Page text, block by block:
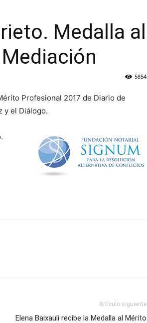
Medalla al
5854
Profesional 2017 de Diario de
y el Diálogo.
Artículo siguiente
Elena Baixauli recibe la Medalla al Mérito